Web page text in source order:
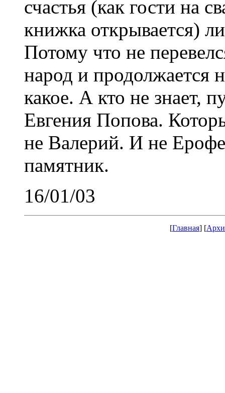
счастья (как гости на
книжка открывается)
Потому что не
народ и продолжается
какое. А кто не знает,
Евгения Попова.
не Валерий. И не
памятник.
16/01/03
[Главная] [